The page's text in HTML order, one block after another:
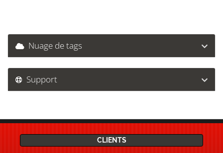
Nuage de tags
Support
CLIENTS